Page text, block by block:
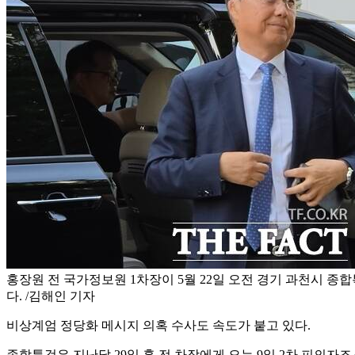
홍장원 전 국가정보원 1차장이 5월 22일 오전 경기 과천시 종
다. /김해인 기자
비상계엄 정당화 메시지 의혹 수사도 속도가 붙고 있다.